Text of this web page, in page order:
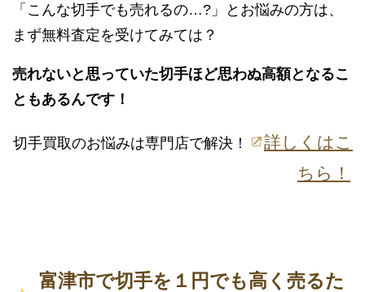
「こんな切手でも売れるの…?」とお悩みの方は、
まず無料査定を受けてみては？
売れないと思っていた切手ほど思わぬ高額となるこ
ともあるんです！
切手買取のお悩みは専門店で解決！
詳しくはこ
ちら！
富津市で切手を１円でも高く売るた